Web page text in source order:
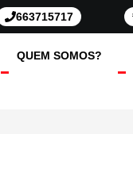
663715717
QUEM SOMOS?